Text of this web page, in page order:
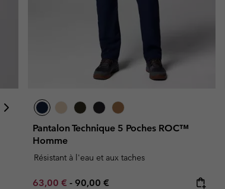
Pantalon Technique 5 Poches ROC™
Homme
Résistant à l'eau et aux taches
Minimum sale price:
63,00 € - Maximum price:
90,00 €